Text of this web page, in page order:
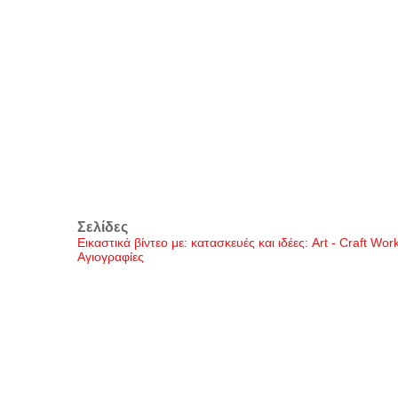
Σελίδες
Εικαστικά βίντεο με: κατασκευές και ιδέες: Art - Craft
Αγιογραφίες